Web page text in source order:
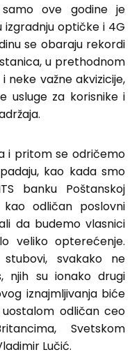
samo ove godine je
optičke i 4G
se obaraju rekordi
u prethodnom
neke važne akvizicije,
usluge za korisnike i
i pritom se odričemo
kao kada smo
banku Poštanskoj
odličan poslovni
da budemo vlasnici
veliko opterećenje.
svakako ne
njih su ionako drugi
iznajmljivanja biće
odličan ceo
Svetskom
Lučić.